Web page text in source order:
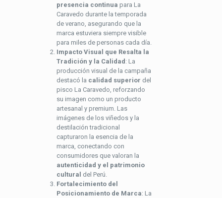
presencia continua para La
Caravedo durante la temporada
de verano, asegurando que la
marca estuviera siempre visible
para miles de personas cada día.
Impacto Visual que Resalta la
Tradición y la Calidad: La
producción visual de la campaña
destacó la calidad superior del
pisco La Caravedo, reforzando
su imagen como un producto
artesanal y premium. Las
imágenes de los viñedos y la
destilación tradicional
capturaron la esencia de la
marca, conectando con
consumidores que valoran la
autenticidad y el patrimonio
cultural del Perú.
Fortalecimiento del
Posicionamiento de Marca: La